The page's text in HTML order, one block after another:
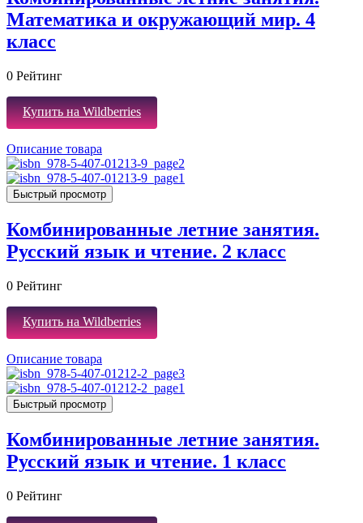
Математика и окружающий мир. 4
класс
0 Рейтинг
Купить на Wildberries
Описание товара
Быстрый просмотр
Комбинированные летние занятия.
Русский язык и чтение. 2 класс
0 Рейтинг
Купить на Wildberries
Описание товара
Быстрый просмотр
Комбинированные летние занятия.
Русский язык и чтение. 1 класс
0 Рейтинг